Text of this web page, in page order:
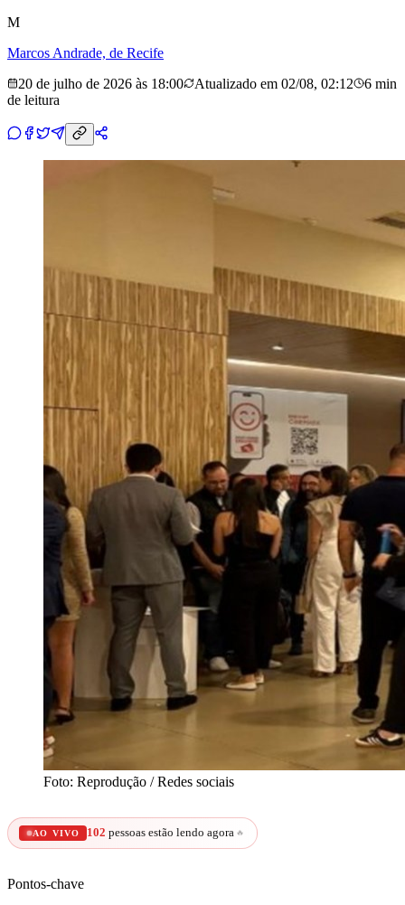
M
Marcos Andrade, de Recife
20 de julho de 2026 às 18:00
Atualizado em 02/08, 02:12
6 min
de leitura
Foto: Reprodução / Redes sociais
AO VIVO 102 pessoas estão lendo agora 🔥
Pontos-chave